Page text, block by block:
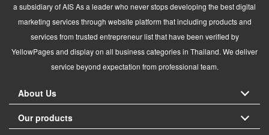
a subsidiary of AIS As a leader who never stops developing the best digital
marketing services through website platform that including products and
services from trusted entrepreneur list that have been verified by
YellowPages and display on all business categories in Thailand. We deliver
service beyond expectation from professional team.
About Us
Our products